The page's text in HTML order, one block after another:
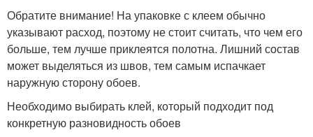
Обратите внимание! На упаковке с клеем обычно
указывают расход, поэтому не стоит считать, что чем его
больше, тем лучше приклеятся полотна. Лишний состав
может выделяться из швов, тем самым испачкает
наружную сторону обоев.
Необходимо выбирать клей, который подходит под
конкретную разновидность обоев